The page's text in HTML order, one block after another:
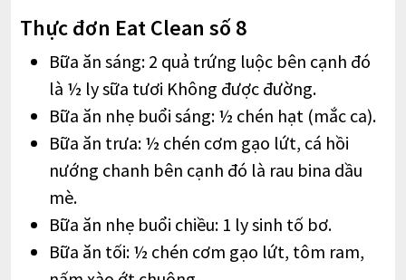
Thực đơn Eat Clean số 8
Bữa ăn sáng: 2 quả trứng luộc bên cạnh đó
là ½ ly sữa tươi Không được đường.
Bữa ăn nhẹ buổi sáng: ½ chén hạt (mắc ca).
Bữa ăn trưa: ½ chén cơm gạo lứt, cá hồi
nướng chanh bên cạnh đó là rau bina dầu
mè.
Bữa ăn nhẹ buổi chiều: 1 ly sinh tố bơ.
Bữa ăn tối: ½ chén cơm gạo lứt, tôm ram,